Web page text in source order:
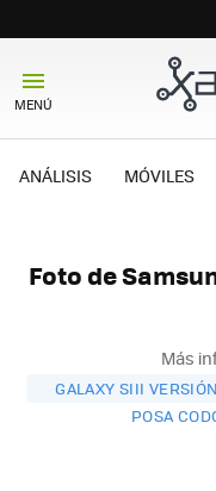
MENÚ
ANÁLISIS MÓVILES
Foto de
Más
GALAXY SIII
POSA